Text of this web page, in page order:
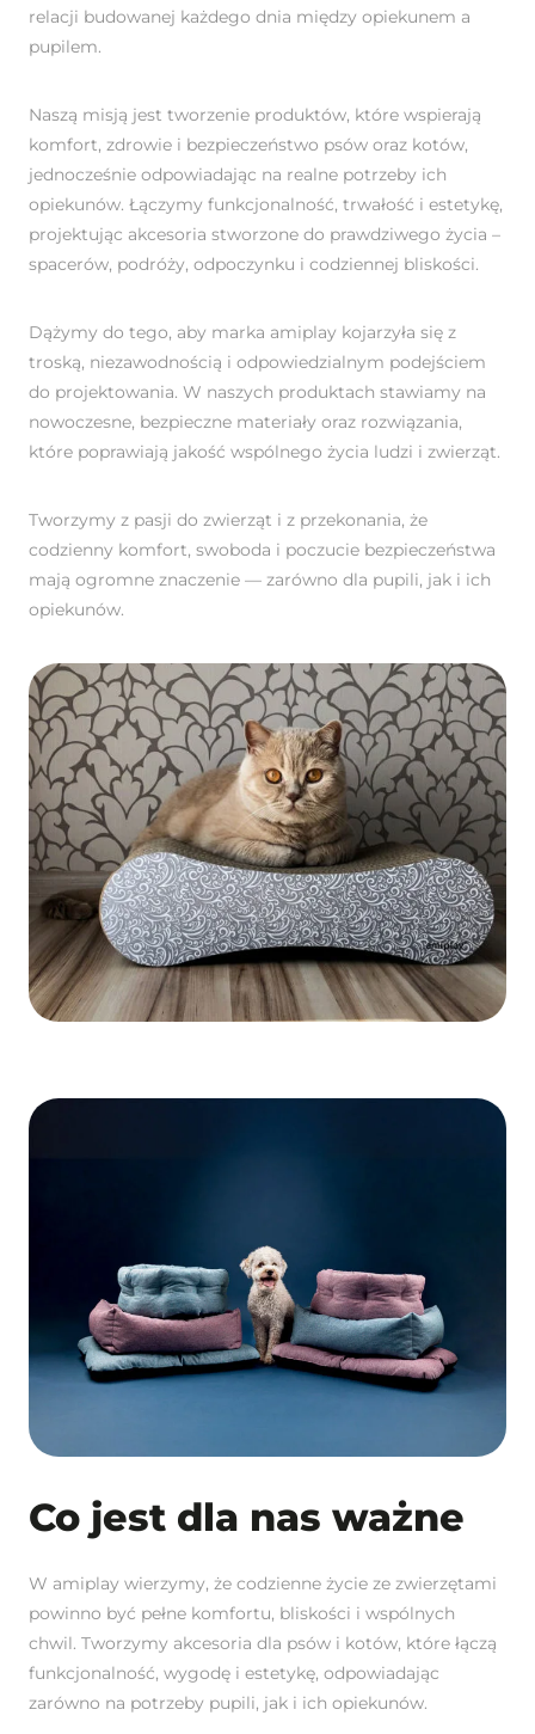
relacji budowanej każdego dnia między opiekunem a
pupilem.
Naszą misją jest tworzenie produktów, które wspierają
komfort, zdrowie i bezpieczeństwo psów oraz kotów,
jednocześnie odpowiadając na realne potrzeby ich
opiekunów. Łączymy funkcjonalność, trwałość i estetykę,
projektując akcesoria stworzone do prawdziwego życia –
spacerów, podróży, odpoczynku i codziennej bliskości.
Dążymy do tego, aby marka amiplay kojarzyła się z
troską, niezawodnością i odpowiedzialnym podejściem
do projektowania. W naszych produktach stawiamy na
nowoczesne, bezpieczne materiały oraz rozwiązania,
które poprawiają jakość wspólnego życia ludzi i zwierząt.
Tworzymy z pasji do zwierząt i z przekonania, że
codzienny komfort, swoboda i poczucie bezpieczeństwa
mają ogromne znaczenie — zarówno dla pupili, jak i ich
opiekunów.
Co jest dla nas ważne
W amiplay wierzymy, że codzienne życie ze zwierzętami
powinno być pełne komfortu, bliskości i wspólnych
chwil. Tworzymy akcesoria dla psów i kotów, które łączą
funkcjonalność, wygodę i estetykę, odpowiadając
zarówno na potrzeby pupili, jak i ich opiekunów.